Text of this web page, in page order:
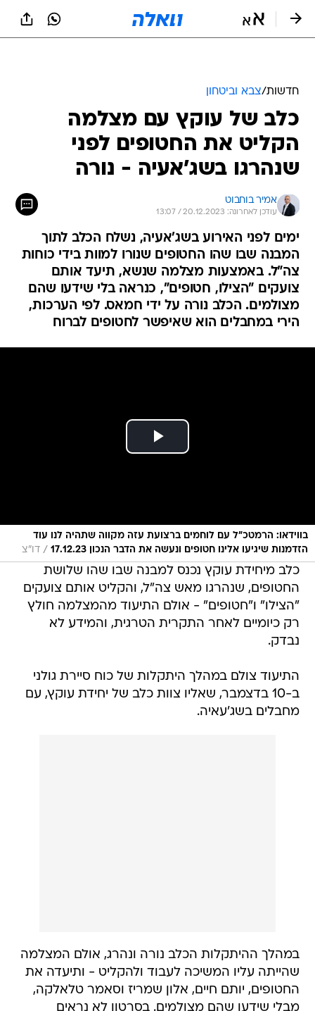
חדשות/צבא וביטחון
כלב של עוקץ עם מצלמה
הקליט את החטופים לפני
שנהרגו בשג'אעיה - נורה
אמיר בוחבוט
עודכן לאחרונה: 20.12.2023 / 13:07
ימים לפני האירוע בשג'אעיה, נשלח הכלב לתוך
המבנה שבו שהו החטופים שנורו למוות בידי כוחות
צה"ל. באמצעות מצלמה שנשא, תיעד אותם
צועקים "הצילו, חטופים", כנראה בלי שידעו שהם
מצולמים. הכלב נורה על ידי חמאס. לפי הערכות,
הירי במחבלים הוא שאיפשר לחטופים לברוח
בווידאו: הרמטכ״ל עם לוחמים ברצועת עזה מקווה שתהיה לנו עוד
הזדמנות שיגיעו אלינו חטופים ונעשה את הדבר הנכון 17.12.23
/ דו"צ
כלב מיחידת עוקץ נכנס למבנה שבו שהו שלושת
החטופים, שנהרגו מאש צה"ל, והקליט אותם צועקים
"הצילו" ו"חטופים" - אולם התיעוד מהמצלמה חולץ
רק כיומיים לאחר התקרית הטרגית, והמידע לא
נבדק.
התיעוד צולם במהלך היתקלות של כוח סיירת גולני
ב-10 בדצמבר, שאליו צוות כלב של יחידת עוקץ, עם
מחבלים בשג'עאיה.
במהלך ההיתקלות הכלב נורה ונהרג, אולם המצלמה
שהייתה עליו המשיכה לעבוד ולהקליט - ותיעדה את
החטופים, יותם חיים, אלון שמריז וסאמר טלאלקה,
מבלי שידעו שהם מצולמים. בסרטון לא נראים